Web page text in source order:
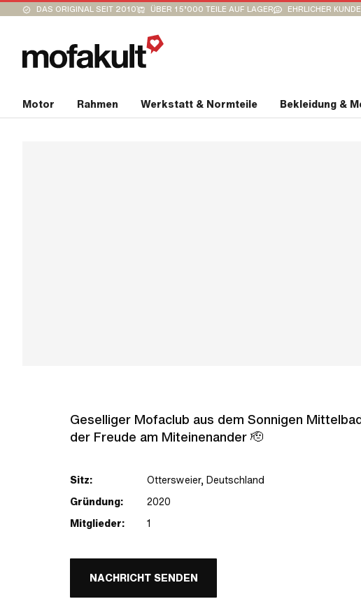
DAS ORIGINAL SEIT 2010 ÜBER 15’000 TEILE AUF LAGER EHRLICHER
Motor Rahmen Werkstatt & Normteile Bekleidung &
Geselliger Mofaclub aus dem Sonnigen
der Freude am Miteinenander 🫡
Sitz:
Ottersweier, Deutschland
Gründung:
2020
Mitglieder:
1
NACHRICHT SENDEN